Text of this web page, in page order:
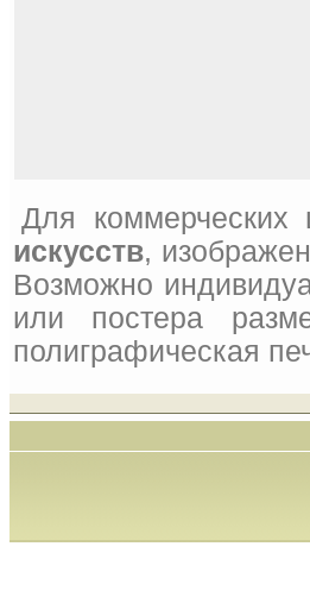
Для
искусств,
Возможно
или постера
полиграфическая